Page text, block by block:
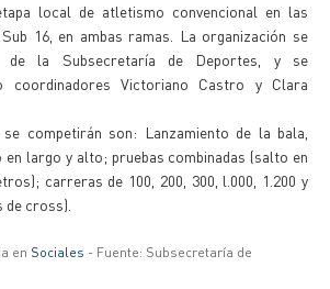
local de atletismo convencional en las
16, en ambas ramas. La organización se
de la Subsecretaría de Deportes, y se
coordinadores Victoriano Castro y Clara
competirán son: Lanzamiento de la bala,
en largo y alto; pruebas combinadas (salto en
carreras de 100, 200, 300, l.000, 1.200 y
de cross).
en Sociales - Fuente: Subsecretaría de